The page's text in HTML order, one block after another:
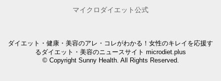
マイクロダイエット公式
ダイエット・健康・美容のアレ・コレがわかる！女性のキレイを応援す
るダイエット・美容のニュースサイト microdiet.plus
© Copyright Sunny Health. All Rights Reserved.